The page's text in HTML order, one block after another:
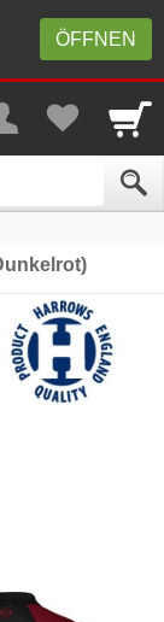
ÖFFNEN